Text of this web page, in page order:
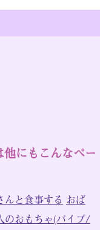
他にもこんなペー
んと食事する おば
のおもちゃ(バイブ/